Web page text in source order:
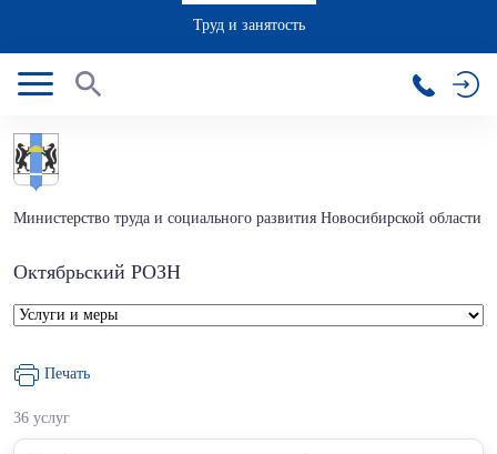
Труд и занятость
Министерство труда и социального развития Новосибирской области
Октябрьский РОЗН
Печать
36 услуг